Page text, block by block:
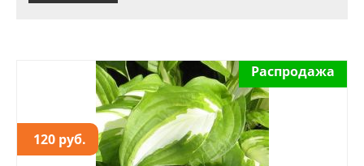
120 руб.
Распродажа